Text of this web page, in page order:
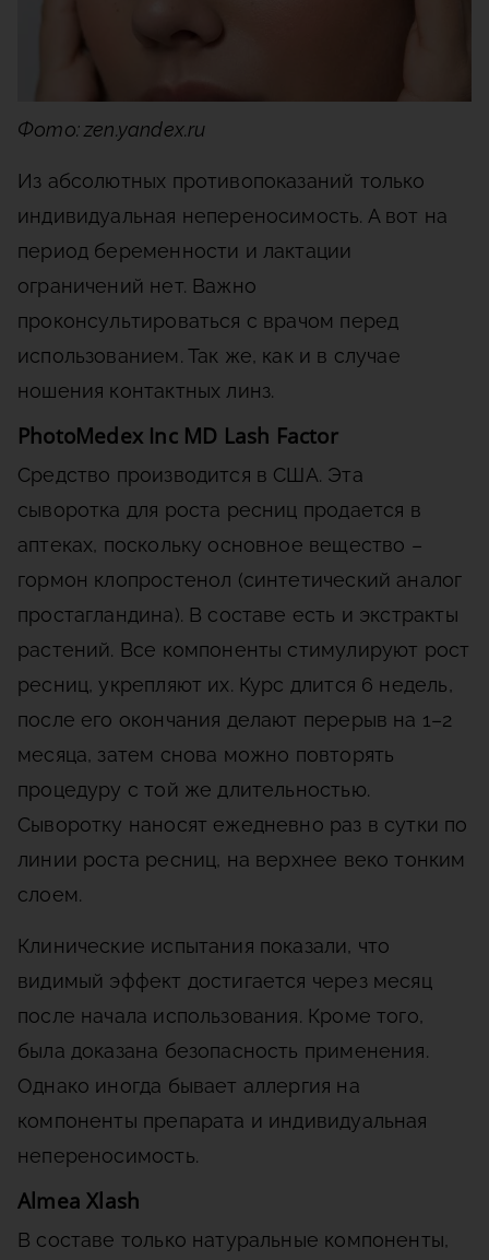
Фото: zen.yandex.ru
Из абсолютных противопоказаний только
индивидуальная непереносимость. А вот на
период беременности и лактации
ограничений нет. Важно
проконсультироваться с врачом перед
использованием. Так же, как и в случае
ношения контактных линз.
PhotoMedex Inc MD Lash Factor
Средство производится в США. Эта
сыворотка для роста ресниц продается в
аптеках, поскольку основное вещество –
гормон клопростенол (синтетический аналог
простагландина). В составе есть и экстракты
растений. Все компоненты стимулируют рост
ресниц, укрепляют их. Курс длится 6 недель,
после его окончания делают перерыв на 1–2
месяца, затем снова можно повторять
процедуру с той же длительностью.
Сыворотку наносят ежедневно раз в сутки по
линии роста ресниц, на верхнее веко тонким
слоем.
Клинические испытания показали, что
видимый эффект достигается через месяц
после начала использования. Кроме того,
была доказана безопасность применения.
Однако иногда бывает аллергия на
компоненты препарата и индивидуальная
непереносимость.
Almea Xlash
В составе только натуральные компоненты,